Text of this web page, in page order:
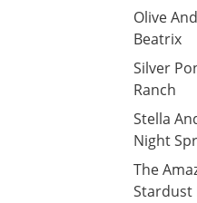
Olive And
Beatrix
Silver
Ranch
Stella
Night
The
Stardust